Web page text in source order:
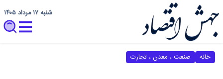
شنبه ۱۷ مرداد ۱۴۰۵
خانه صنعت ، معدن ، تجارت